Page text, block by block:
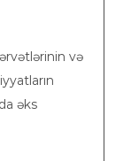
və
əks